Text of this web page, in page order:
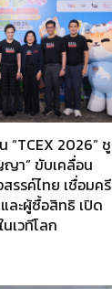
“TCEX 2026” ชู
า” ขับเคลื่อน
รรค์ไทย เชื่อมครี
ละผู้ซื้อสิทธิ เปิด
เวทีโลก